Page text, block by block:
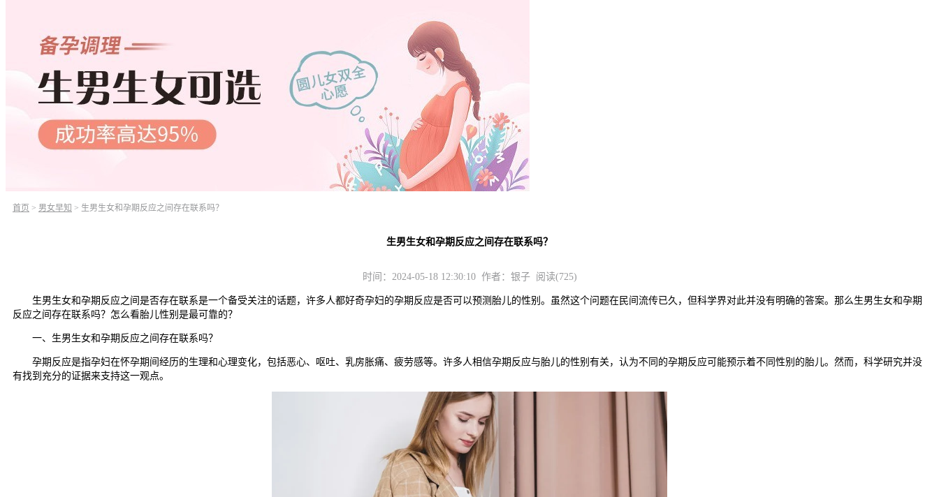
首页 > 男女早知 > 生男生女和孕期反应之间存在联系吗？
生男生女和孕期反应之间存在联系吗？
时间：2024-05-18 12:30:10 作者：银子 阅读(725)
生男生女和孕期反应之间是否存在联系是一个备受关注的话题，许多人都好奇孕妇的孕期反应是否可以预测胎儿的性别。虽然这个问题在民间流传已久，但科学界对此并没有明确的答案。那么生男生女和孕期
反应之间存在联系吗？怎么看胎儿性别是最可靠的？
一、生男生女和孕期反应之间存在联系吗？
孕期反应是指孕妇在怀孕期间经历的生理和心理变化，包括恶心、呕吐、乳房胀痛、疲劳感等。许多人相信孕期反应与胎儿的性别有关，认为不同的孕期反应可能预示着不同性别的胎儿。然而，科学研究并没
有找到充分的证据来支持这一观点。